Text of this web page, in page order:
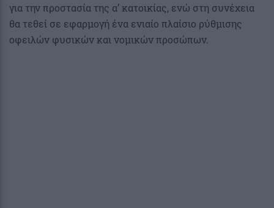
για την προστασία της α’ κατοικίας, ενώ στη συνέχεια
θα τεθεί σε εφαρμογή ένα ενιαίο πλαίσιο ρύθμισης
οφειλών φυσικών και νομικών προσώπων.